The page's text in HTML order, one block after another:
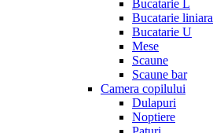
Bucatarie L
Bucatarie liniara
Bucatarie U
Mese
Scaune
Scaune bar
Camera copilului
Dulapuri
Noptiere